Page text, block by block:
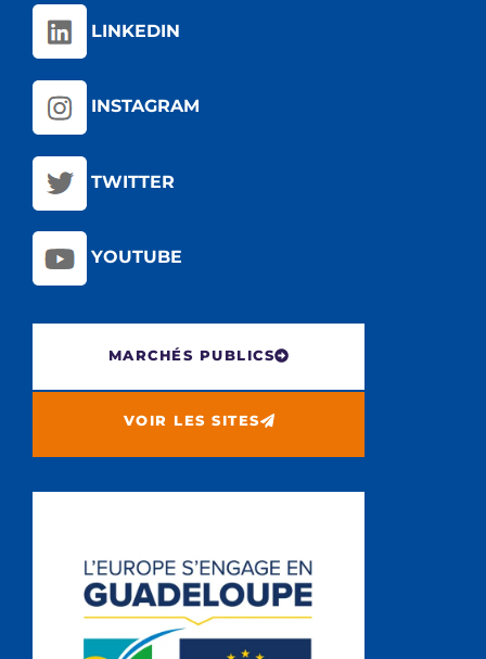
LINKEDIN
INSTAGRAM
TWITTER
YOUTUBE
MARCHÉS PUBLICS
VOIR LES SITES